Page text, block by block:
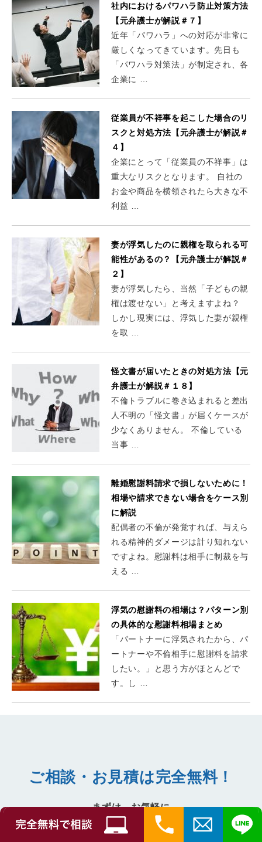
社内におけるパワハラ防止対策方法
【元弁護士が解説＃７】
近年「パワハラ」への対応が非常に
厳しくなってきています。先日も
「パワハラ対策法」が制定され、各
企業に …
従業員が不祥事を起こした場合のリ
スクと対処方法【元弁護士が解説＃
４】
企業にとって「従業員の不祥事」は
重大なリスクとなります。 自社の
お金や商品を横領されたら大きな不
利益 …
妻が浮気したのに親権を取られる可
能性があるの？【元弁護士が解説＃
２】
妻が浮気したら、当然「子どもの親
権は渡せない」と考えますよね？
しかし現実には、浮気した妻が親権
を取 …
怪文書が届いたときの対処方法【元
弁護士が解説＃１８】
不倫トラブルに巻き込まれると差出
人不明の「怪文書」が届くケースが
少なくありません。 不倫している
当事 …
離婚慰謝料請求で損しないために！
相場や請求できない場合をケース別
に解説
配偶者の不倫が発覚すれば、与えら
れる精神的ダメージは計り知れない
ですよね。慰謝料は相手に制裁を与
える …
浮気の慰謝料の相場は？パターン別
の具体的な慰謝料相場まとめ
「パートナーに浮気されたから、パ
ートナーや不倫相手に慰謝料を請求
したい。」と思う方がほとんどで
す。し …
ご相談・お見積は完全無料！
まずは、お気軽に
PIO探偵事務所までご相談下さい。